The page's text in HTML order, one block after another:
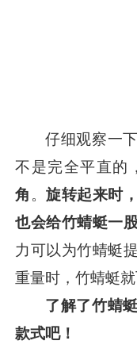
仔细观察一
不是完全平直的
角 。旋转起来时
也会给竹蜻蜓一
力可以为竹蜻蜓
重量时，竹蜻蜓就
了解了竹蜻
款式吧！